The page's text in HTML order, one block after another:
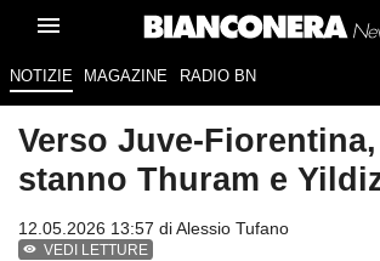
NOTIZIE MAGAZINE RADIO BN
Verso Juve-
stanno Thuram e
12.05.2026 13:57 diAlessio Tufano
VEDI LETTURE